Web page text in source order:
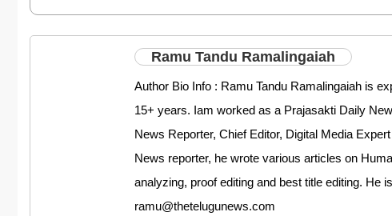
Ramu Tandu Ramalingaiah
Author Bio Info : Ramu Tandu Ramalingaiah is
15+ years. Iam worked as a Prajasakti Daily
News Reporter, Chief Editor, Digital Media
News reporter, he wrote various articles on
analyzing, proof editing and best title editing. He
ramu@thetelugunews.com